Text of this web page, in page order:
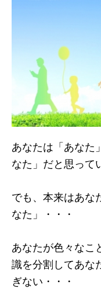
あなたは「あなた
なた」だと思って
でも、本来はあな
なた」・・・
あなたが色々なこ
識を分割してあな
ぎない・・・